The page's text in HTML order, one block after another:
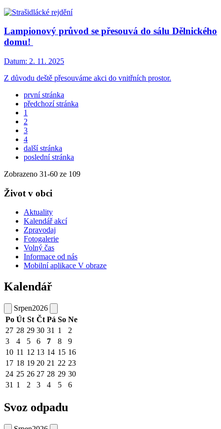
Lampionový průvod se přesouvá do sálu Dělnického
domu!
Datum: 2. 11. 2025
Z důvodu deště přesouváme akci do vnitřních prostor.
první stránka
předchozí stránka
1
2
3
4
další stránka
poslední stránka
Zobrazeno 31-60 ze 109
Život v obci
Aktuality
Kalendář akcí
Zpravodaj
Fotogalerie
Volný čas
Informace od nás
Mobilní aplikace V obraze
Kalendář
Srpen2026
Po Út St Čt Pá So Ne
27 28 29 30 31 1
2
3
4 5 6 7 8
9
10 11 12 13 14 15 16
17 18 19 20 21 22 23
24 25 26 27 28 29 30
31 1 2 3 4 5 6
Svoz odpadu